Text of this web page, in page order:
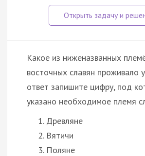
Какое из ниженазванных
восточных славян проживало
ответ запишите цифру, под
указано необходимое племя
Древляне
Вятичи
Поляне